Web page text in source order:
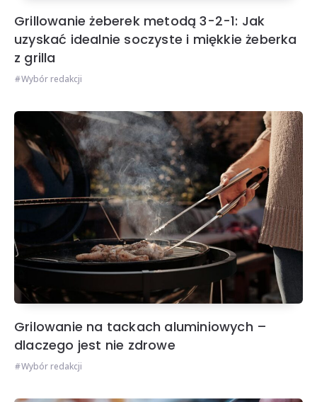
Grillowanie żeberek metodą 3-2-1: Jak
uzyskać idealnie soczyste i miękkie żeberka
z grilla
Wybór redakcji
Grilowanie na tackach aluminiowych –
dlaczego jest nie zdrowe
Wybór redakcji